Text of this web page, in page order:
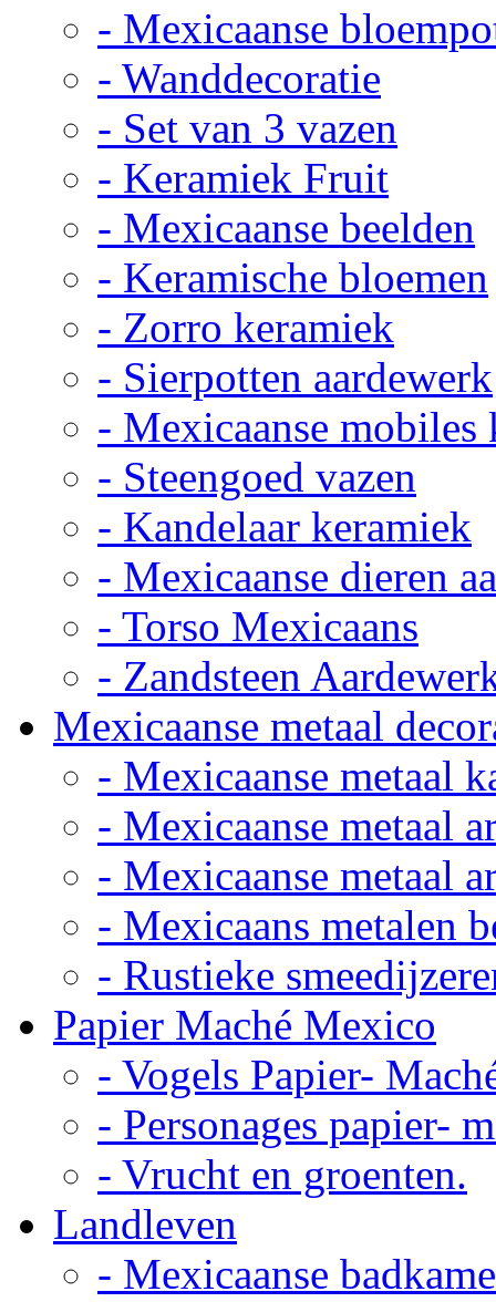
- Mexicaanse
- Wanddecoratie
- Set van 3 vazen
- Keramiek Fruit
- Mexicaanse beelden
- Keramische bloemen
- Zorro keramiek
- Sierpotten aardewerk
- Mexicaanse mobiles
- Steengoed vazen
- Kandelaar keramiek
- Mexicaanse dieren
- Torso Mexicaans
- Zandsteen
Mexicaanse metaal
- Mexicaanse metaal
- Mexicaanse metaal
- Mexicaanse metaal
- Mexicaans metalen
- Rustieke
Papier Maché Mexico
- Vogels Papier-
- Personages papier-
- Vrucht en groenten.
Landleven
- Mexicaanse